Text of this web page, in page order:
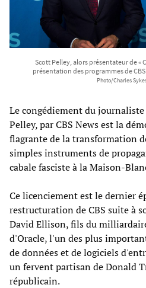
Scott Pelley, alors présentateur de «
présentation des programmes de
Photo/Charles
Le congédiement du
Pelley, par CBS News est la
flagrante de la transformation
simples instruments de
cabale fasciste à la Maison-
Ce licenciement est le dernier
restructuration de CBS suite à
David Ellison, fils du
d'Oracle, l'un des plus
de données et de logiciels
un fervent partisan de Donald
républicain.